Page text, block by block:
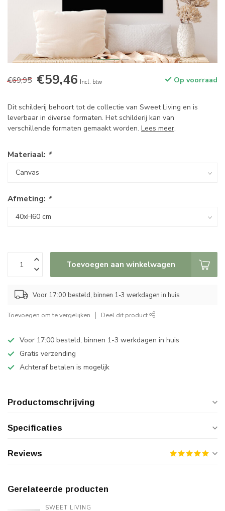
€69,95 €59,46 Incl. btw Op voorraad
Dit schilderij behoort tot de collectie van Sweet Living en is
leverbaar in diverse formaten. Het schilderij kan van
verschillende formaten gemaakt worden. Lees meer.
Materiaal: *
Afmeting: *
Toevoegen aan winkelwagen
Voor 17:00 besteld, binnen 1-3 werkdagen in huis
Toevoegen om te vergelijken Deel dit product
Voor 17:00 besteld, binnen 1-3 werkdagen in huis
Gratis verzending
Achteraf betalen is mogelijk
Productomschrijving
Specificaties
Reviews
Gerelateerde producten
SWEET LIVING